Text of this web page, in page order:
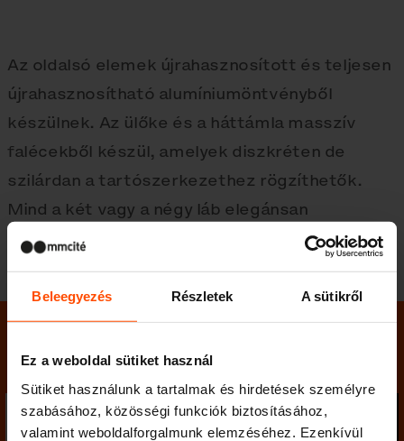
Beleegyezés Részletek A sütikről
Ez a weboldal sütiket használ
Sütiket használunk a tartalmak és hirdetések személyre
szabásához, közösségi funkciók biztosításához,
valamint weboldalforgalmunk elemzéséhez. Ezenkívül
Az oldalsó elemek újrahasznosított és teljesen
újrahasznosítható alumíniumöntvényből
készülnek. Az ülőke és a háttámla masszív
falécekből készül, amelyek diszkréten de
szilárdan a tartószerkezethez rögzíthetők.
Mind a két vagy a négy láb elegánsan
rögzíthető a talajhoz.
Maradjon velünk kapcsolatban